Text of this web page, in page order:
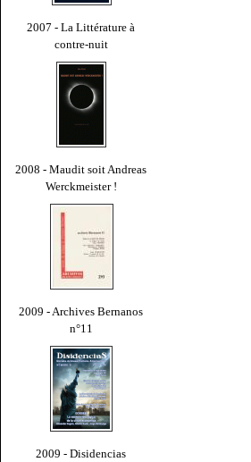
2007 - La Littérature à
contre-nuit
2008 - Maudit soit Andreas
Werckmeister !
2009 - Archives Bernanos
n°11
2009 - Disidencias